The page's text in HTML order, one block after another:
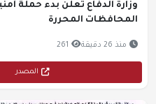
وزارة الدفاع تعلن بدء حملة
المحافظات المحررة
منذ 26 دقيقة 261
المصدر